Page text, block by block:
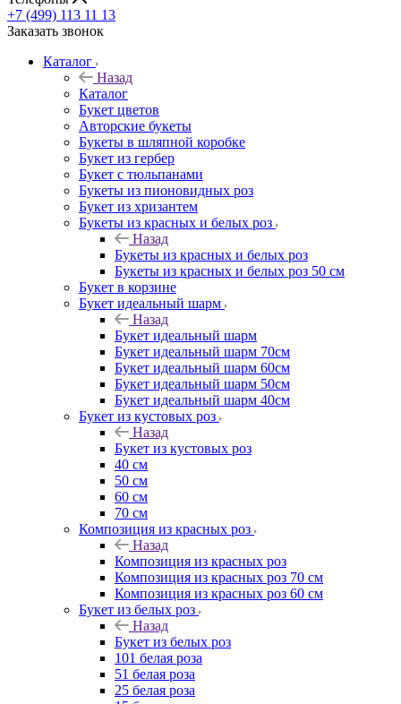
+7 (499) 113 11 13
Заказать звонок
Каталог
Назад
Каталог
Букет цветов
Авторские букеты
Букеты в шляпной коробке
Букет из гербер
Букет с тюльпанами
Букеты из пионовидных роз
Букет из хризантем
Букеты из красных и белых роз
Назад
Букеты из красных и белых роз
Букеты из красных и белых роз 50 см
Букет в корзине
Букет идеальный шарм
Назад
Букет идеальный шарм
Букет идеальный шарм 70см
Букет идеальный шарм 60см
Букет идеальный шарм 50см
Букет идеальный шарм 40см
Букет из кустовых роз
Назад
Букет из кустовых роз
40 см
50 см
60 см
70 см
Композиция из красных роз
Назад
Композиция из красных роз
Композиция из красных роз 70 см
Композиция из красных роз 60 см
Букет из белых роз
Назад
Букет из белых роз
101 белая роза
51 белая роза
25 белая роза